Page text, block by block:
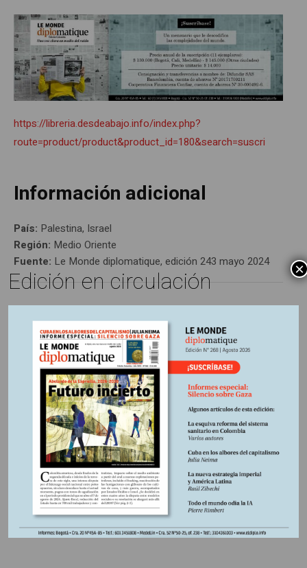
https://libreria.desdeabajo.info/index.php?
route=product/product&product_id=180&search=suscri
Información adicional
País: Palestina, Israel
Región: Medio Oriente
Fuente: Le Monde diplomatique, edición 243 mayo 2024
Otros Artículos
LIBROS RESEÑADOS
5 AGOSTO, 2026
La época de la
intranquilidad
SIN CATEGORÍA
5 AGOSTO, 2026
Los amos del mundo
Edición en circulación ×